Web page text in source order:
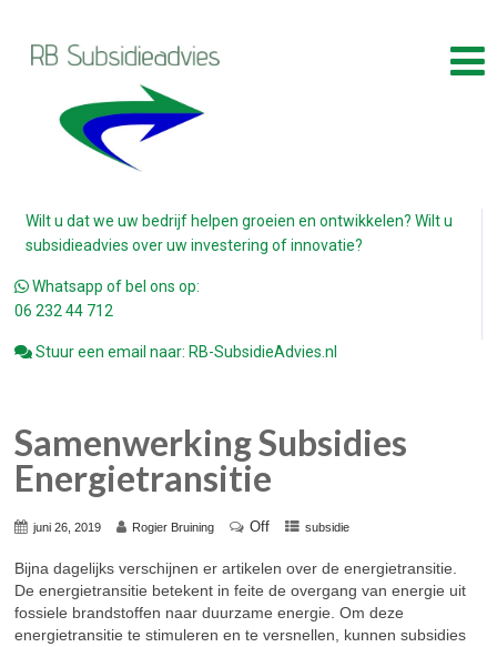
Wilt u dat we uw bedrijf helpen groeien en ontwikkelen? Wilt u
subsidieadvies over uw investering of innovatie?
Whatsapp of bel ons op:
06 232 44 712
Stuur een email naar: RB-SubsidieAdvies.nl
Samenwerking Subsidies
Energietransitie
juni 26, 2019 Rogier Bruining Off subsidie
Bijna dagelijks verschijnen er artikelen over de energietransitie.
De energietransitie betekent in feite de overgang van energie uit
fossiele brandstoffen naar duurzame energie. Om deze
energietransitie te stimuleren en te versnellen, kunnen subsidies